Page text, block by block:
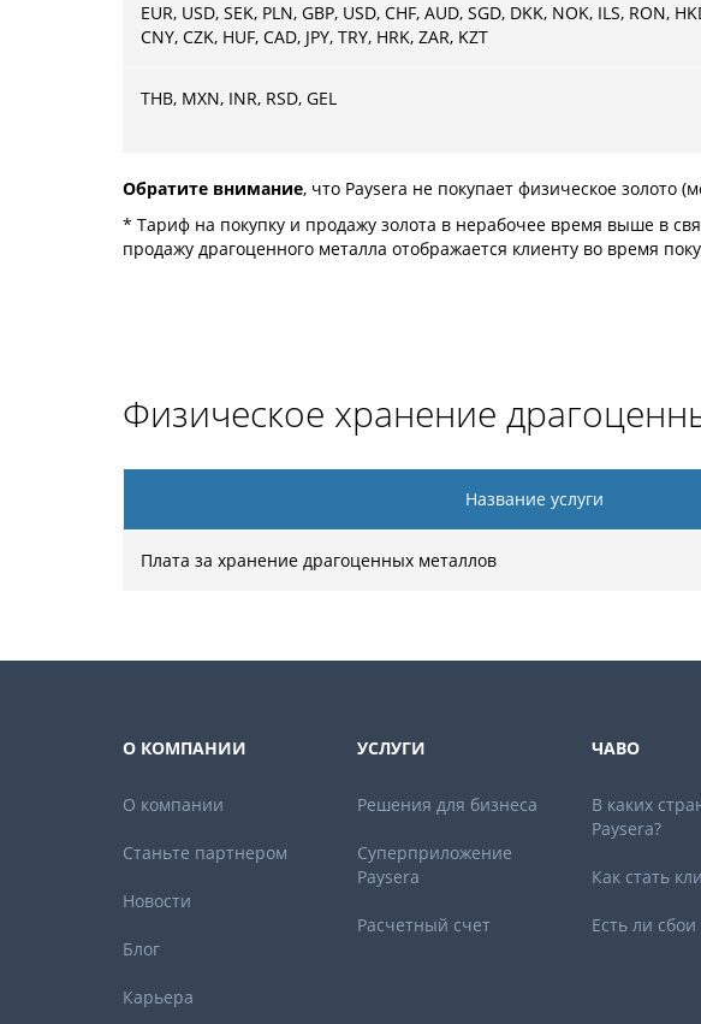
EUR, USD, SEK, PLN, GBP, USD, CHF, AUD, SGD, DKK, NOK, ILS, RON,
CNY, CZK, HUF, CAD, JPY, TRY, HRK, ZAR, KZT
THB, MXN, INR, RSD, GEL
Обратите внимание, что Paysera не покупает физическое золото
* Тариф на покупку и продажу золота в нерабочее время выше в
продажу драгоценного металла отображается клиенту во время
Физическое хранение
Название услуги
Плата за хранение драгоценных металлов
О КОМПАНИИ
О компании
Станьте партнером
Новости
Блог
Карьера
УСЛУГИ
Решения для бизнеса
Суперприложение
Paysera
Расчетный счет
ЧАВО
В каких
Paysera?
Как стать
Есть ли